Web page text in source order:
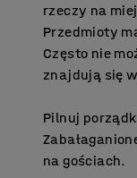
rzeczy na
Przedmioty
Często nie
znajdują się
Pilnuj
na gościach.